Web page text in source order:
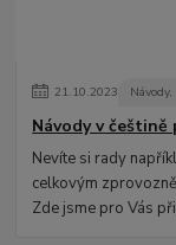
21.10.2023
Návody v češtině
Nevíte si rady
celkovým
Zde jsme pro Vás